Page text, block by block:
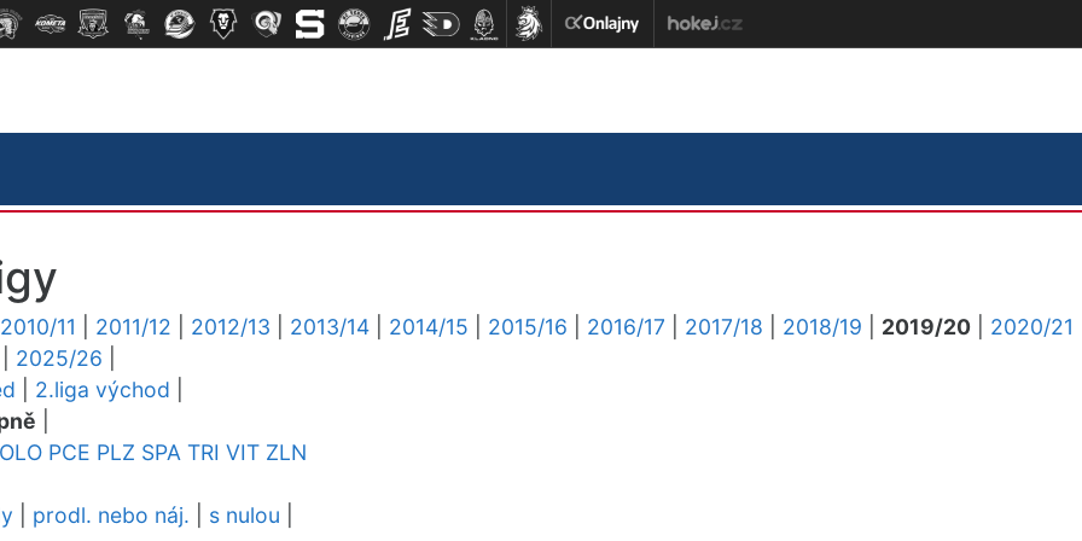
2010/11 2011/12 2012/13 2013/14 2014/15 2015/16 2016/17 2017/18 2018/19 2019/20
2020/21
2025/26
2.liga východ
OLO PCE PLZ SPA TRI VIT ZLN
prodl. nebo náj. s nulou